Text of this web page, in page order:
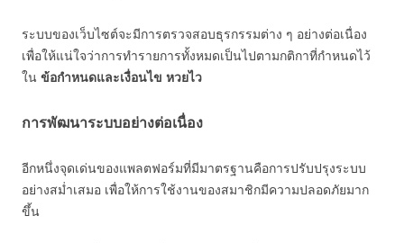
ระบบของเว็บไซต์จะมีการตรวจสอบธุรกรรมต่าง ๆ อย่างต่อเนื่อง
เพื่อให้แน่ใจว่าการทำรายการทั้งหมดเป็นไปตามกติกาที่กำหนดไว้
ใน ข้อกำหนดและเงื่อนไข หวยไว
การพัฒนาระบบอย่างต่อเนื่อง
อีกหนึ่งจุดเด่นของแพลตฟอร์มที่มีมาตรฐานคือการปรับปรุงระบบ
อย่างสม่ำเสมอ เพื่อให้การใช้งานของสมาชิกมีความปลอดภัยมาก
ขึ้น